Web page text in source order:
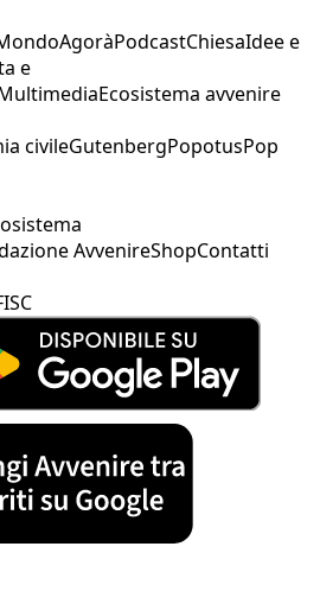
AgoràPodcastChiesaIdee e
e
Ecosistema avvenire
civileGutenbergPopotusPop
AvvenireShopContatti